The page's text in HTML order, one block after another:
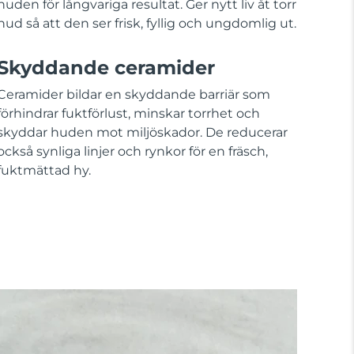
för långvariga resultat. Ger nytt liv åt torr
så att den ser frisk, fyllig och ungdomlig ut.
ceramider
bildar en skyddande barriär som
fuktförlust, minskar torrhet och
huden mot miljöskador. De reducerar
synliga linjer och rynkor för en fräsch,
hy.